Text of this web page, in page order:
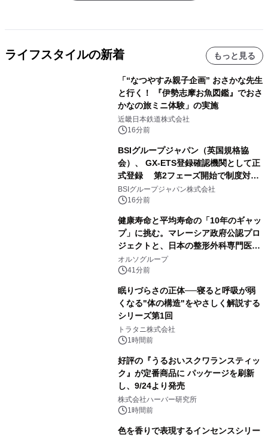
ライフスタイルの新着 もっと見る
「“なつやすみ親子企画” おさかな先生
と行く！ 『伊勢志摩お魚図鑑』でおさ
かなの旅ミニ体験」の実施
近畿日本鉄道株式会社
16分前
BSIグループジャパン（英国規格協
会）、 GX-ETS登録確認機関として正
式登録 第2フェーズ開始で制度対応
が義務化、 企業の対応はどう変わるの
か？ 法的拘束力をもつGX-ETSの実
動画を公開中
BSIグループジャパン株式会社
16分前
健康寿命と平均寿命の「10年のギャッ
プ」に挑む。マレーシア政府公認プロ
ジェクトと、日本の整形外科専門医が
サステナブルな「エシカル・ツバメの
巣」の共同臨床検証を開始
オルソグループ
41分前
眠りづらさの正体──寝ると呼吸が弱
くなる"体の構造"をやさしく解説する
シリーズ第1回
トラタニ株式会社
1時間前
好評の『うるおいスクワランスティッ
ク』が定番商品に パッケージを刷新
し、9/24より発売
株式会社ハーバー研究所
1時間前
色を香りで表現するインセンスシリー